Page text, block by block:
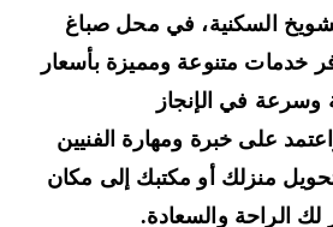
السكنية، في محل صباغ
متنوعة ومميزة بأسعار
في الإنجاز
على خبرة ومهارة الفنيين
منزلك أو مكتبك إلى مكان
الراحة والسعادة.